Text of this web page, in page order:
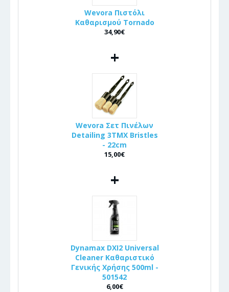
Wevora Πιστόλι
Καθαρισμού Tornado
34,90€
+
Wevora Σετ Πινέλων
Detailing 3ΤΜΧ Bristles
- 22cm
15,00€
+
Dynamax DXI2 Universal
Cleaner Καθαριστικό
Γενικής Χρήσης 500ml -
501542
6,00€